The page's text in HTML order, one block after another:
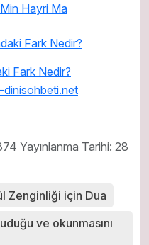
Hayri Ma
Fark Nedir?
Yayınlanma Tarihi: 28
Zenginliği için Dua
ve okunmasını